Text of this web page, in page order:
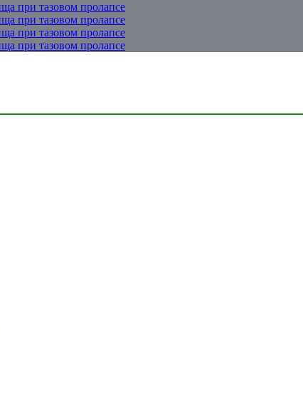
при тазовом пролапсе
при тазовом пролапсе
при тазовом пролапсе
при тазовом пролапсе